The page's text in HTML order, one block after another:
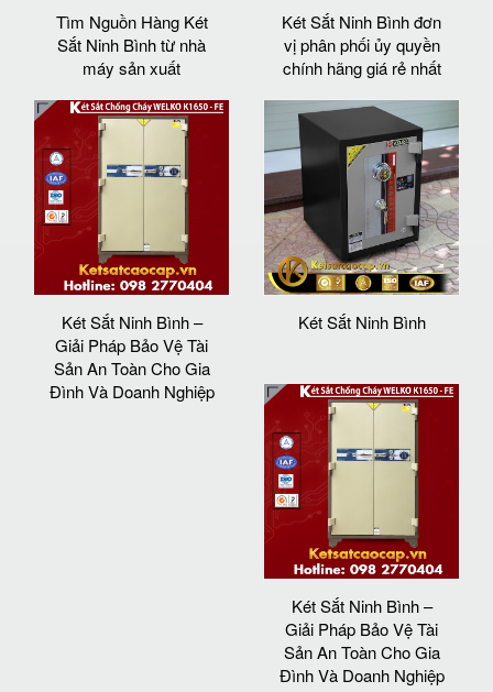
Tìm Nguồn Hàng Két
Sắt Ninh Bình từ nhà
máy sản xuất
Két Sắt Ninh Bình đơn
vị phân phối ủy quyền
chính hãng giá rẻ nhất
Két Sắt Ninh Bình –
Giải Pháp Bảo Vệ Tài
Sản An Toàn Cho Gia
Đình Và Doanh Nghiệp
Két Sắt Ninh Bình
Két Sắt Ninh Bình –
Giải Pháp Bảo Vệ Tài
Sản An Toàn Cho Gia
Đình Và Doanh Nghiệp